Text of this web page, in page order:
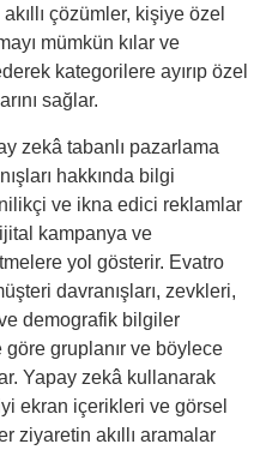
çözümler, kişiye özel
mümkün kılar ve
kategorilere ayırıp özel
sağlar.
zekâ tabanlı pazarlama
hakkında bilgi
ve ikna edici reklamlar
kampanya ve
yol gösterir. Evatro
davranışları, zevkleri,
demografik bilgiler
gruplanır ve böylece
Yapay zekâ kullanarak
ekran içerikleri ve görsel
ziyaretin akıllı aramalar